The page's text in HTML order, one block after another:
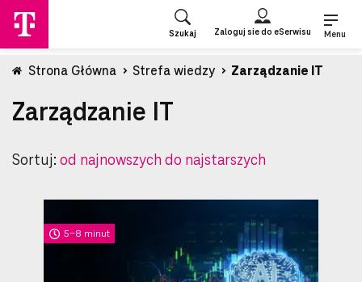
strony
głównej
Szukaj Zaloguj sie do eSerwisu Menu
Strona Główna Strefa wiedzy Zarządzanie IT
Zarządzanie IT
Sortuj: od najnowszych do najstarszych
5-8 minut